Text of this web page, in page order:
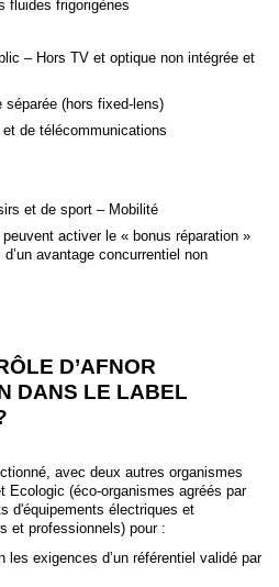
fluides frigorigènes
– Hors TV et optique non intégrée et
(hors fixed-lens)
de télécommunications
et de sport – Mobilité
activer le « bonus réparation »
avantage concurrentiel non
D’AFNOR
DANS LE LABEL
avec deux autres organismes
(éco-organismes agréés par
d'équipements électriques et
et professionnels) pour :
les exigences d’un référentiel validé par